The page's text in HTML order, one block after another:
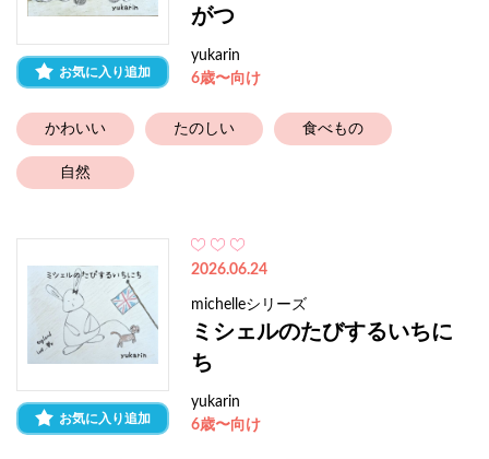
お気に入り追加
がつ
yukarin
6歳〜向け
かわいい たのしい 食べもの
自然
お気に入り追加
2026.06.24
michelleシリーズ
ミシェルのたびするいちに
ち
yukarin
6歳〜向け